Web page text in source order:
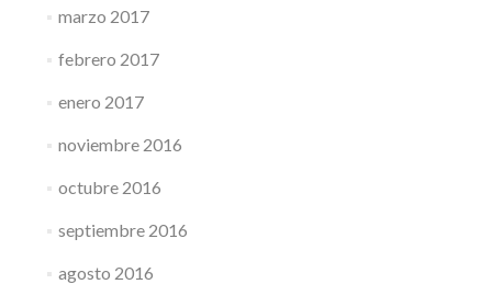
marzo 2017
febrero 2017
enero 2017
noviembre 2016
octubre 2016
septiembre 2016
agosto 2016